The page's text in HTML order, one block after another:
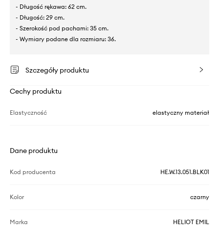
- Długość rękawa: 62 cm.
- Długość: 29 cm.
- Szerokość pod pachami: 35 cm.
- Wymiary podane dla rozmiaru: 36.
Szczegóły produktu
Cechy produktu
Elastyczność elastyczny materiał
Dane produktu
Kod producenta HE.W.13.051.BLK01
Kolor czarny
Marka HELIOT EMIL